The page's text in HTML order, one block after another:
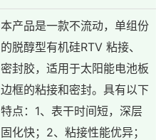
本产品是一款不流动，单组份
的脱醇型有机硅RTV 粘接、
密封胶，适用于太阳能电池板
边框的粘接和密封。具有以下
特点：1、表干时间短，深层
固化快；2、粘接性能优异；